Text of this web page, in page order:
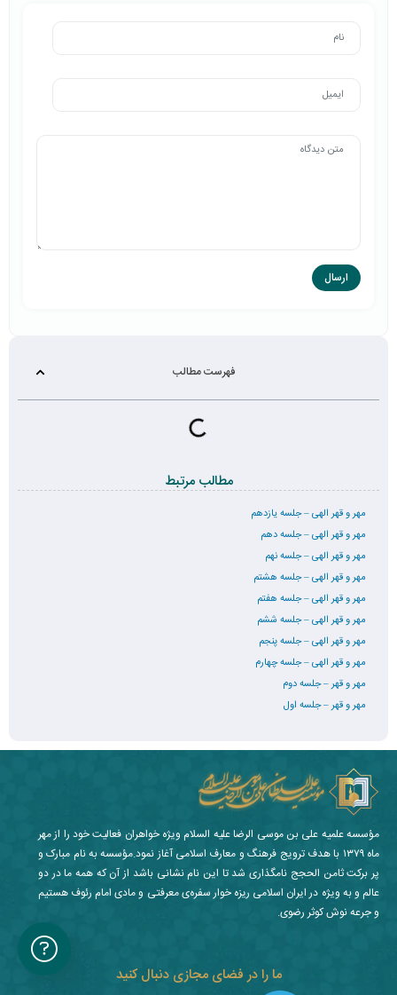
فهرست مطالب
مطالب مرتبط
مهر و قهر الهی – جلسه یازدهم
مهر و قهر الهی – جلسه دهم
مهر و قهر الهی – جلسه نهم
مهر و قهر الهی – جلسه هشتم
مهر و قهر الهی – جلسه هفتم
مهر و قهر الهی – جلسه ششم
مهر و قهر الهی – جلسه پنجم
مهر و قهر الهی – جلسه چهارم
مهر و قهر – جلسه دوم
مهر و قهر – جلسه اول
ما را در فضای مجازی دنبال کنید
مؤسسه علمیه علی بن موسی الرضا علیه السلام ویژه خواهران فعالیت خود را از مهر
ماه ۱۳۷۹ با هدف ترویج فرهنگ و معارف اسلامی آغاز نمود.مؤسسه به نام مبارک و
پر برکت ثامن الحجج نامگذاری شد تا این نام نشانی باشد از آن که همه ما در دو
عالم و به ویژه در ایران اسلامی ریزه خوار سفره‌ی معرفتی و مادی امام رئوف هستیم
و جرعه نوش کوثر رضوی.